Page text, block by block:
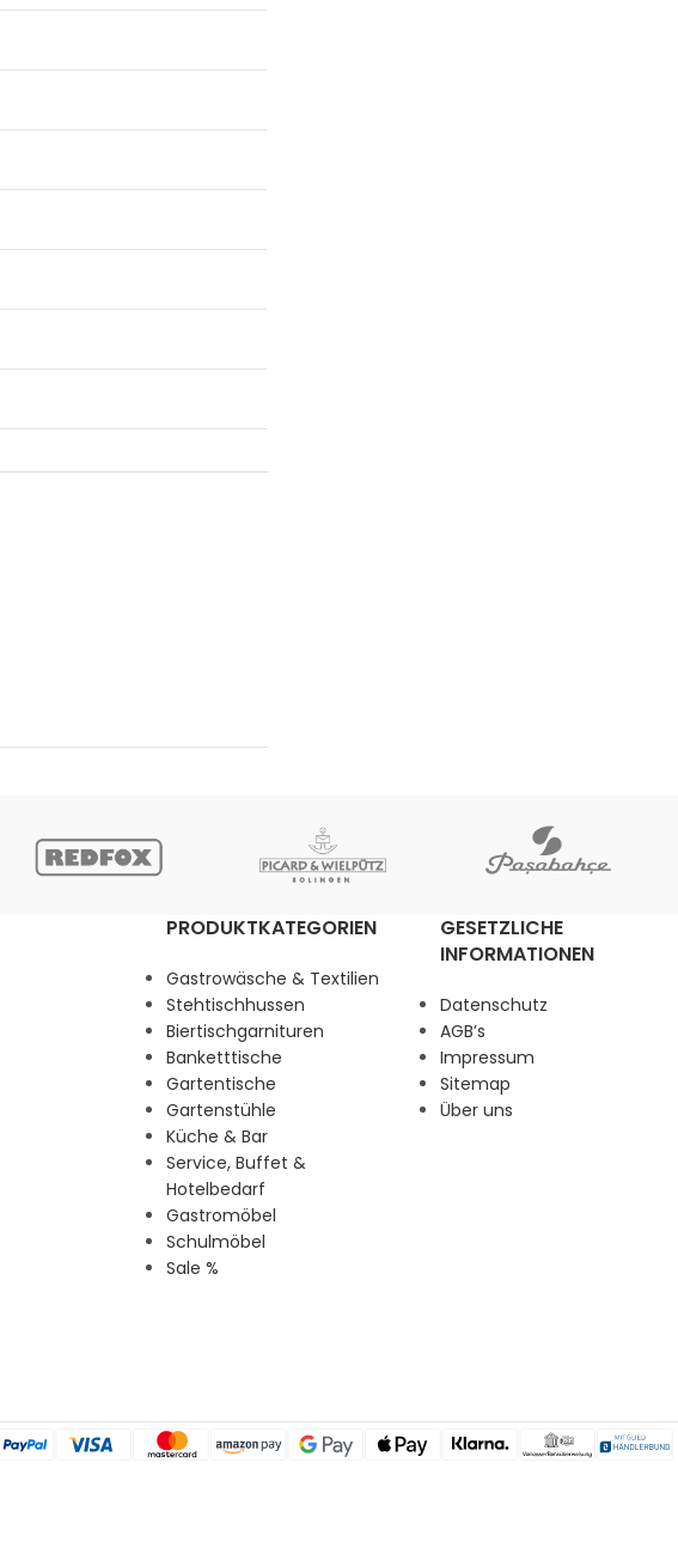
PRODUKTKATEGORIEN
Gastrowäsche & Textilien
Stehtischhussen
Biertischgarnituren
Banketttische
Gartentische
Gartenstühle
Küche & Bar
Service, Buffet &
Hotelbedarf
Gastromöbel
Schulmöbel
Sale %
GESETZLICHE
INFORMATIONEN
Datenschutz
AGB’s
Impressum
Sitemap
Über uns